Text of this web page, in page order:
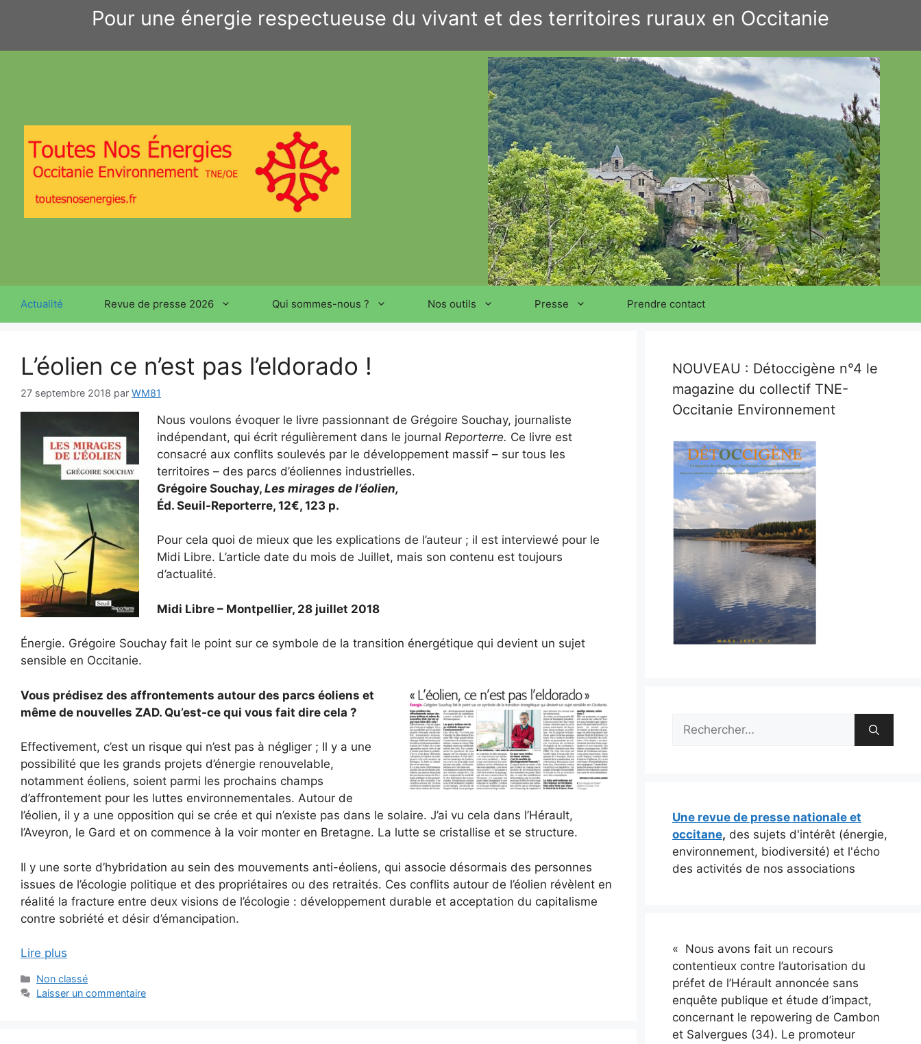
Pour une énergie respectueuse du vivant et des territoires ruraux en Occitanie
Actualité Revue de presse 2026 Qui sommes-nous ? Nos outils Presse Prendre contact
L’éolien ce n’est pas l’eldorado !
27 septembre 2018 par WM81
Nous voulons évoquer le livre passionnant de Grégoire Souchay, journaliste
indépendant, qui écrit régulièrement dans le journal Reporterre. Ce livre est
consacré aux conflits soulevés par le développement massif – sur tous les
territoires – des parcs d’éoliennes industrielles.
Grégoire Souchay, Les mirages de l’éolien,
Éd. Seuil-Reporterre, 12€, 123 p.
Pour cela quoi de mieux que les explications de l’auteur ; il est interviewé pour le
Midi Libre. L’article date du mois de Juillet, mais son contenu est toujours
d’actualité.
Midi Libre – Montpellier, 28 juillet 2018
Énergie. Grégoire Souchay fait le point sur ce symbole de la transition énergétique qui devient un sujet
sensible en Occitanie.
Vous prédisez des affrontements autour des parcs éoliens et
même de nouvelles ZAD. Qu’est-ce qui vous fait dire cela ?
Effectivement, c’est un risque qui n’est pas à négliger ; Il y a une
possibilité que les grands projets d’énergie renouvelable,
notamment éoliens, soient parmi les prochains champs
d’affrontement pour les luttes environnementales. Autour de
l’éolien, il y a une opposition qui se crée et qui n’existe pas dans le solaire. J’ai vu cela dans l’Hérault,
l’Aveyron, le Gard et on commence à la voir monter en Bretagne. La lutte se cristallise et se structure.
Il y une sorte d’hybridation au sein des mouvements anti-éoliens, qui associe désormais des personnes
issues de l’écologie politique et des propriétaires ou des retraités. Ces conflits autour de l’éolien révèlent en
réalité la fracture entre deux visions de l’écologie : développement durable et acceptation du capitalisme
contre sobriété et désir d’émancipation.
Lire plus
Catégories
Non classé
Laisser un commentaire
NOUVEAU : Détoccigène n°4 le
magazine du collectif TNE-
Occitanie Environnement
Rechercher :
Une revue de presse nationale et
occitane, des sujets d'intérêt (énergie,
environnement, biodiversité) et l'écho
des activités de nos associations
« Nous avons fait un recours
contentieux contre l’autorisation du
préfet de l’Hérault annoncée sans
enquête publique et étude d’impact,
concernant le repowering de Cambon
et Salvergues (34). Le promoteur